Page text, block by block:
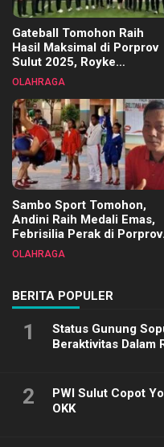
Gateball Tomohon Raih
Hasil Maksimal di Porprov
Sulut 2025, Royke
Tangkawarouw Ucapkan
OLAHRAGA
Sambo Sport Tomohon,
Andini Raih Medali Emas,
Febrisilia Perak di Porprov
Sulut 2025
OLAHRAGA
BERITA POPULER
1
Status Gunung
Beraktivitas Dalam
2
PWI Sulut Copot
OKK